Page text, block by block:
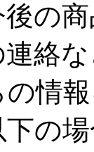
の
絡
の情
の